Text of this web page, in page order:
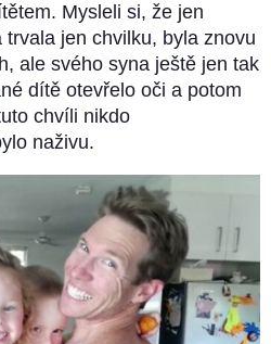
Mysleli si, že jen
jen chvilku, byla znovu
ale svého syna ještě jen tak
dítě otevřelo oči a potom
chvíli nikdo
naživu.